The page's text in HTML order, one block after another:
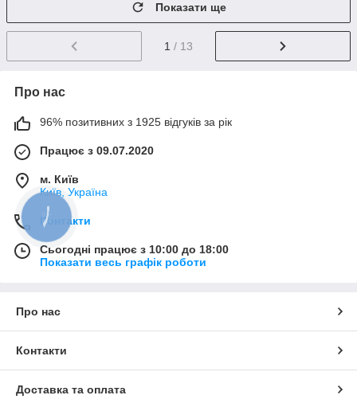
Показати ще
1 / 13
Про нас
96% позитивних з 1925 відгуків за рік
Працює з 09.07.2020
м. Київ
Київ, Україна
Контакти
Сьогодні працює з 10:00 до 18:00
Показати весь графік роботи
Про нас
Контакти
Доставка та оплата